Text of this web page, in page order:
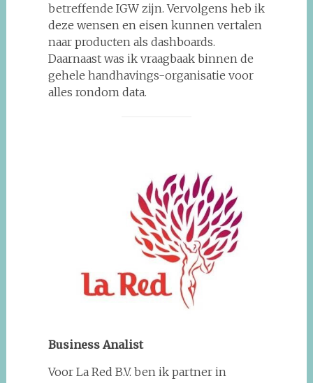
betreffende IGW zijn. Vervolgens heb ik
deze wensen en eisen kunnen vertalen
naar producten als dashboards.
Daarnaast was ik vraagbaak binnen de
gehele handhavings-organisatie voor
alles rondom data.
Business Analist
Voor La Red B.V. ben ik partner in